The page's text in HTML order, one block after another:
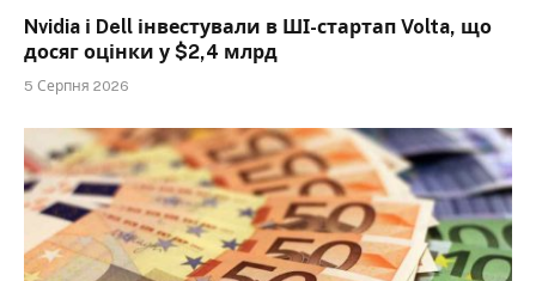
Nvidia і Dell інвестували в ШІ-стартап Volta, що
досяг оцінки у $2,4 млрд
5 Серпня 2026